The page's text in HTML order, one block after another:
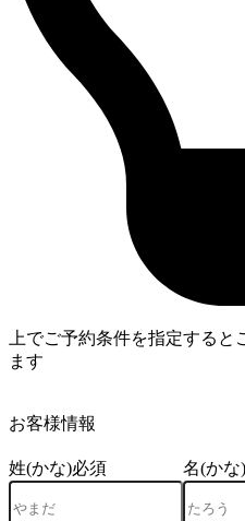
上でご予約条件を指定する
ます
お客様情報
姓(かな)必須 名(かな)